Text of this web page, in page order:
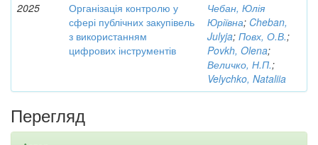
2025
Організація контролю у
сфері публічних закупівель
з використанням
цифрових інструментів
Чебан, Юлія
Юріївна; Cheban,
Julyja; Повх, О.В.;
Povkh, Olena;
Величко, Н.П.;
Velychko, Nataliia
Перегляд